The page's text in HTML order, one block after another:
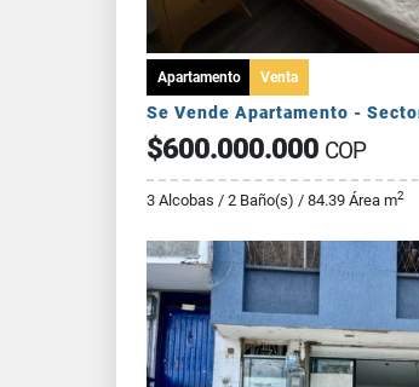
Apartamento Venta
Se Vende Apartamento -
$600.000.000 COP
3 Alcobas / 2 Baño(s) / 84.39 Área m2